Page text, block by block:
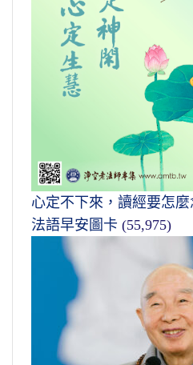
心定不下來，讀經要怎
法語早安圖卡 (55,975)